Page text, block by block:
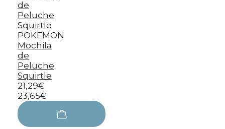
POKEMON
Mochila
de
Peluche
Squirtle
21,29€
23,65€